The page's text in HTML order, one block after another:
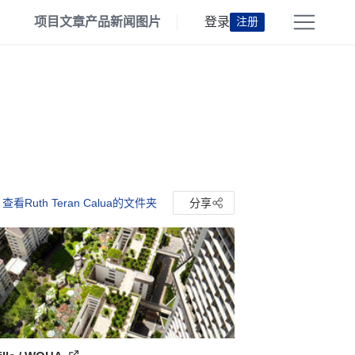
项目文章产品新闻 图片 登录 注册
查看Ruth Teran Calua的文件夹 分享